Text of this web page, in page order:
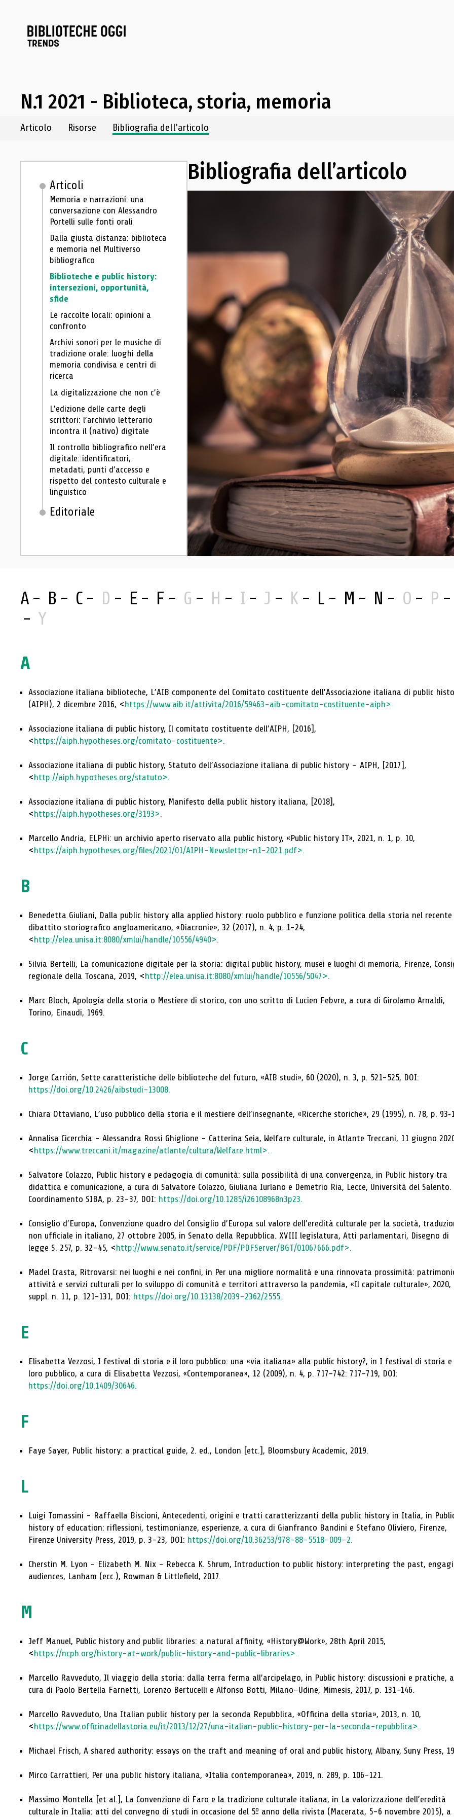
N.1 2021 - Biblioteca, storia, memoria
Navigazione dei contenuti del fascicolo
Articolo Risorse Bibliografia dell'articolo
Articoli
Memoria e narrazioni: una
conversazione con Alessandro
Portelli sulle fonti orali
Dalla giusta distanza: biblioteca
e memoria nel Multiverso
bibliografico
Biblioteche e public history:
intersezioni, opportunità,
sfide
Le raccolte locali: opinioni a
confronto
Archivi sonori per le musiche di
tradizione orale: luoghi della
memoria condivisa e centri di
ricerca
La digitalizzazione che non c’è
L’edizione delle carte degli
scrittori: l’archivio letterario
incontra il (nativo) digitale
Il controllo bibliografico nell’era
digitale: identificatori,
metadati, punti d’accesso e
rispetto del contesto culturale e
linguistico
Editoriale
Bibliografia dell’articolo
Bibliografia
A B C D E F G H I J K L M N O
P
Y
A
Associazione italiana biblioteche, L’AIB componente del Comitato costituente dell’Associazione italiana di public
(AIPH), 2 dicembre 2016, <https://www.aib.it/attivita/2016/59463-aib-comitato-costituente-aiph>.
Associazione italiana di public history, Il comitato costituente dell’AIPH, [2016],
<https://aiph.hypotheses.org/comitato-costituente>.
Associazione italiana di public history, Statuto dell’Associazione italiana di public history – AIPH, [2017],
<http://aiph.hypotheses.org/statuto>.
Associazione italiana di public history, Manifesto della public history italiana, [2018],
<https://aiph.hypotheses.org/3193>.
Marcello Andria, ELPHi: un archivio aperto riservato alla public history, «Public history IT», 2021, n. 1, p. 10,
<https://aiph.hypotheses.org/files/2021/01/AIPH-Newsletter-n1-2021.pdf>.
B
Benedetta Giuliani, Dalla public history alla applied history: ruolo pubblico e funzione politica della storia nel recente
dibattito storiografico angloamericano, «Diacronie», 32 (2017), n. 4, p. 1-24,
<http://elea.unisa.it:8080/xmlui/handle/10556/4940>.
Silvia Bertelli, La comunicazione digitale per la storia: digital public history, musei e luoghi di memoria, Firenze,
regionale della Toscana, 2019, <http://elea.unisa.it:8080/xmlui/handle/10556/5047>.
Marc Bloch, Apologia della storia o Mestiere di storico, con uno scritto di Lucien Febvre, a cura di Girolamo Arnaldi,
Torino, Einaudi, 1969.
C
Jorge Carrión, Sette caratteristiche delle biblioteche del futuro, «AIB studi», 60 (2020), n. 3, p. 521-525, DOI:
https://doi.org/10.2426/aibstudi-13008.
Chiara Ottaviano, L’uso pubblico della storia e il mestiere dell’insegnante, «Ricerche storiche», 29 (1995), n. 78, p.
Annalisa Cicerchia - Alessandra Rossi Ghiglione - Catterina Seia, Welfare culturale, in Atlante Treccani, 11 giugno
<https://www.treccani.it/magazine/atlante/cultura/Welfare.html>.
Salvatore Colazzo, Public history e pedagogia di comunità: sulla possibilità di una convergenza, in Public history tra
didattica e comunicazione, a cura di Salvatore Colazzo, Giuliana Iurlano e Demetrio Ria, Lecce, Università del Salento.
Coordinamento SIBA, p. 23-37, DOI: https://doi.org/10.1285/i26108968n3p23.
Consiglio d’Europa, Convenzione quadro del Consiglio d’Europa sul valore dell’eredità culturale per la società,
non ufficiale in italiano, 27 ottobre 2005, in Senato della Repubblica. XVIII legislatura, Atti parlamentari, Disegno di
legge S. 257, p. 32-45, <http://www.senato.it/service/PDF/PDFServer/BGT/01067666.pdf>.
Madel Crasta, Ritrovarsi: nei luoghi e nei confini, in Per una migliore normalità e una rinnovata prossimità:
attività e servizi culturali per lo sviluppo di comunità e territori attraverso la pandemia, «Il capitale culturale», 2020,
suppl. n. 11, p. 121-131, DOI: https://doi.org/10.13138/2039-2362/2555.
E
Elisabetta Vezzosi, I festival di storia e il loro pubblico: una «via italiana» alla public history?, in I festival di storia
loro pubblico, a cura di Elisabetta Vezzosi, «Contemporanea», 12 (2009), n. 4, p. 717-742: 717-719, DOI:
https://doi.org/10.1409/30646.
F
Faye Sayer, Public history: a practical guide, 2. ed., London [etc.], Bloomsbury Academic, 2019.
L
Luigi Tomassini - Raffaella Biscioni, Antecedenti, origini e tratti caratterizzanti della public history in Italia, in
history of education: riflessioni, testimonianze, esperienze, a cura di Gianfranco Bandini e Stefano Oliviero, Firenze,
Firenze University Press, 2019, p. 3-23, DOI: https://doi.org/10.36253/978-88-5518-009-2.
Cherstin M. Lyon - Elizabeth M. Nix - Rebecca K. Shrum, Introduction to public history: interpreting the past,
audiences, Lanham (ecc.), Rowman & Littlefield, 2017.
M
Jeff Manuel, Public history and public libraries: a natural affinity, «History@Work», 28th April 2015,
<https://ncph.org/history-at-work/public-history-and-public-libraries>.
Marcello Ravveduto, Il viaggio della storia: dalla terra ferma all’arcipelago, in Public history: discussioni e pratiche, a
cura di Paolo Bertella Farnetti, Lorenzo Bertucelli e Alfonso Botti, Milano-Udine, Mimesis, 2017, p. 131-146.
Marcello Ravveduto, Una Italian public history per la seconda Repubblica, «Officina della storia», 2013, n. 10,
<https://www.officinadellastoria.eu/it/2013/12/27/una-italian-public-history-per-la-seconda-repubblica>.
Michael Frisch, A shared authority: essays on the craft and meaning of oral and public history, Albany, Suny Press,
Mirco Carrattieri, Per una public history italiana, «Italia contemporanea», 2019, n. 289, p. 106-121.
Massimo Montella [et al.], La Convenzione di Faro e la tradizione culturale italiana, in La valorizzazione dell’eredità
culturale in Italia: atti del convegno di studi in occasione del 5º anno della rivista (Macerata, 5-6 novembre 2015), a